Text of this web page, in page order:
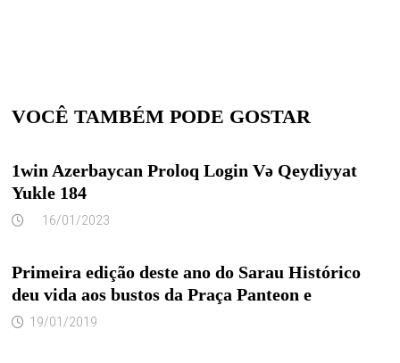
VOCÊ TAMBÉM PODE GOSTAR
1win Azerbaycan Proloq Login Və Qeydiyyat
Yukle 184
16/01/2023
Primeira edição deste ano do Sarau Histórico
deu vida aos bustos da Praça Panteon e
19/01/2019